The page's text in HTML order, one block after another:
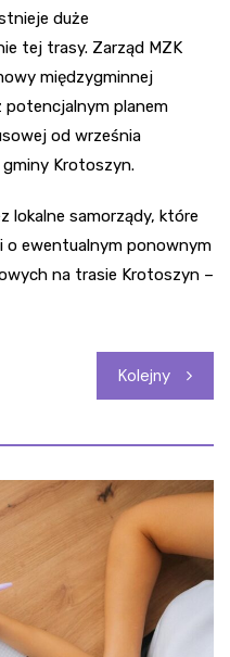
duże
tej trasy. Zarząd MZK
międzygminnej
planem
od września
gminy Krotoszyn.
lokalne samorządy, które
o ewentualnym ponownym
na trasie Krotoszyn –
Kolejny